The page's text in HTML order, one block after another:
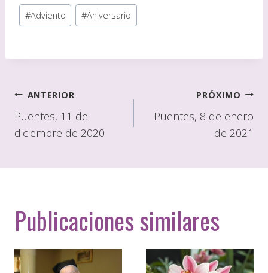
Etiquetas
de
#Adviento #Aniversario
Navegación
de
entradas
ANTERIOR
Puentes, 11 de
diciembre de 2020
PRÓXIMO
Puentes, 8 de enero
de 2021
Publicaciones similares